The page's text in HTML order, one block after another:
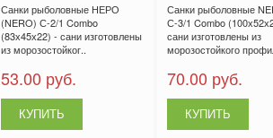
Санки рыболовные НЕРО
(NERO) С-2/1 Combo
(83х45х22) - сани изготовлены
из морозостойког..
53.00 руб.
Санки рыболовные
С-3/1 Combo
сани изготовлены из
морозостойкого
70.00 руб.